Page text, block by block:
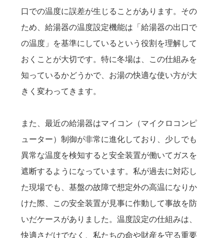
口での温度に誤差が生じることがあります。その
ため、給湯器の温度設定機能は「給湯器の出口で
の温度」を基準にしているという役割を理解して
おくことが大切です。特に冬場は、この仕組みを
知っているかどうかで、お湯の快適な使い方が大
きく変わってきます。
また、最近の給湯器はマイコン（マイクロコンピ
ューター）制御が非常に進化しており、少しでも
異常な温度を検知すると安全装置が働いてガスを
遮断するようになっています。私が過去に対応し
た現場でも、基盤の故障で想定外の高温になりか
けた際、この安全装置が見事に作動して事故を防
いだケースがありました。温度設定の仕組みは、
快適さだけでなく、私たちの命や財産を守る重要